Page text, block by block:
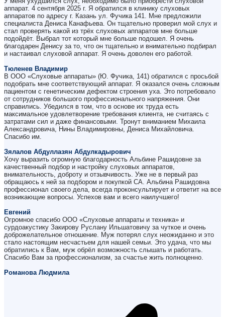
аппарат. 4 сентября 2025 г. Я обратился в клинику слуховых
аппаратов по адресу г. Казань ул. Фучика 141. Мне предложили
специалиста Дениса Канафьева. Он тщательно проверил мой слух и
стал проверять какой из трёх слуховых аппаратов мне больше
подойдёт. Выбрал тот который мне больше подошел. Я очень
благодарен Денису за то, что он тщательно и внимательно подбирал
и настаивал слуховой аппарат. Я очень доволен его работой.
Тюленев Владимир
В ООО «Слуховые аппараты» (Ю. Фучика, 141) обратился с просьбой
подобрать мне соответствующий аппарат. Я оказался очень сложным
пациентом с генетическим дефектом строения уха. Это потребовало
от сотрудников большого профессионального напряжения. Они
справились. Убедился в том, что в основе их труда есть
максимальное удовлетворение требования клиента, не считаясь с
затратами сил и даже финансовыми. Тронут вниманием Михаила
Александровича, Нины Владимировны, Дениса Михайловича.
Спасибо им.
Зялалов Абдуллазян Абдулкадырович
Хочу выразить огромную благодарность Альбине Рашидовне за
качественный подбор и настройку слуховых аппаратов,
внимательность, доброту и отзывчивость. Уже не в первый раз
обращаюсь к ней за подбором и покупкой СА. Альбина Рашидовна
профессионал своего дела, всегда проконсультирует и ответит на все
возникающие вопросы. Успехов вам и всего наилучшего!
Евгений
Огромное спасибо ООО «Слуховые аппараты и техника» и
сурдоакустику Закирову Руслану Ильшатовичу за чуткое и очень
доброжелательное отношение. Муж потерял слух неожиданно и это
стало настоящим несчастьем для нашей семьи. Это удача, что мы
обратились к Вам, муж обрёл возможность слышать и работать.
Спасибо Вам за профессионализм, за счастье жить полноценно.
Романова Людмила